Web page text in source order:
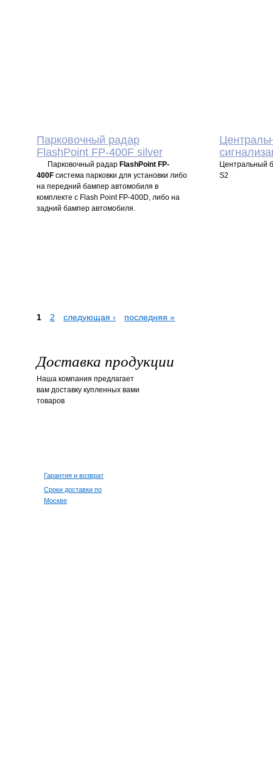
УБ.
Парковочный радар
FlashPoint FP-400F silver
Парковочный радар FlashPoint FP-
400F система парковки для установки либо
на передний бампер автомобиля в
комплекте с Flash Point FP-400D, либо на
задний бампер автомобиля.
Центральный
S2
1 2 следующая › последняя »
Доставка продукции
Наша компания предлагает
вам доставку купленных вами
товаров
Гарантия и возврат
Сроки доставки по
Москве